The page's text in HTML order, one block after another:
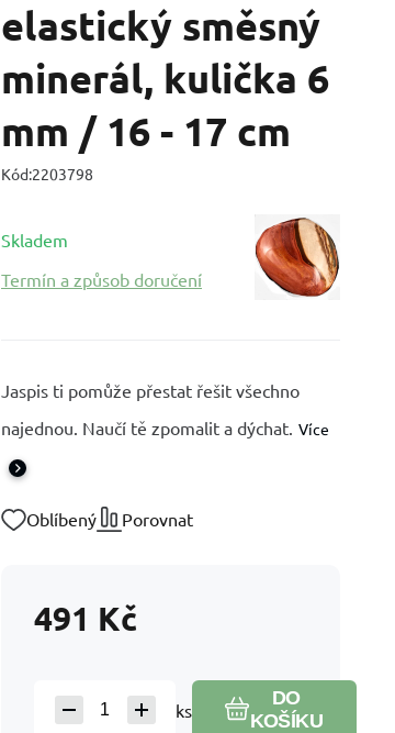
elastický směsný
minerál, kulička 6
mm / 16 - 17 cm
Kód:2203798
Skladem
Termín a způsob doručení
Jaspis ti pomůže přestat řešit všechno
najednou. Naučí tě zpomalit a dýchat. Více
Oblíbený Porovnat
491 Kč
ks
DO
KOŠÍKU